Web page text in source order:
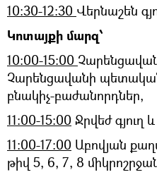
10:30-12։30 Վերնաշեն
Կոտայքի մարզ՝
10։00-15:00
Չարենցավանի
բնակիչ-բաժանորդներ,
11։00-15։00 Ջրվեժ
11։00-17։00 Աբովյան
թիվ 5, 6, 7, 8